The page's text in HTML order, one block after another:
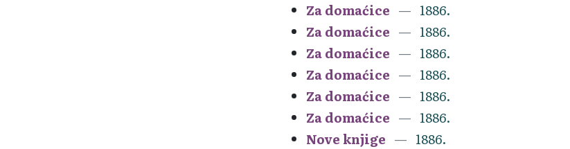
Za domaćice
1886.
Za domaćice
1886.
Za domaćice
1886.
Za domaćice
1886.
Za domaćice
1886.
Za domaćice
1886.
Nove knjige
1886.